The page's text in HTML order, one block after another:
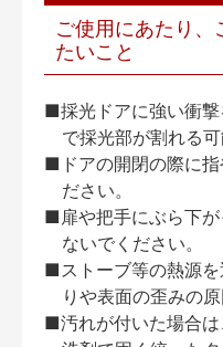
ご使用にあたり、
たいこと
■採光ドアに強い衝
で採光部が割れる可
■ドアの開閉の際に指
ださい。
■扉や把手にぶら下
ないでください。
■ストーブ等の熱源
りや表面の歪みの原
■汚れが付いた場合